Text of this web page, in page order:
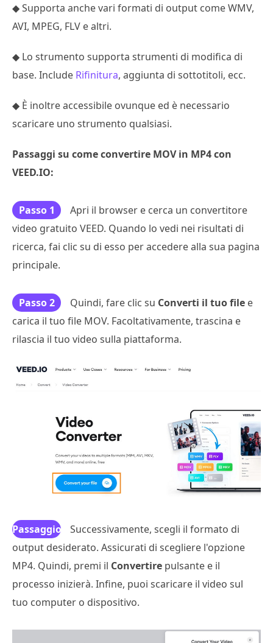
◆ Supporta anche vari formati di output come WMV,
AVI, MPEG, FLV e altri.
◆ Lo strumento supporta strumenti di modifica di
base. Include Rifinitura, aggiunta di sottotitoli, ecc.
◆ È inoltre accessibile ovunque ed è necessario
scaricare uno strumento qualsiasi.
Passaggi su come convertire MOV in MP4 con
VEED.IO:
Passo 1
Apri il browser e cerca un convertitore
video gratuito VEED. Quando lo vedi nei risultati di
ricerca, fai clic su di esso per accedere alla sua pagina
principale.
Passo 2 Quindi, fare clic su Converti il tuo file e
carica il tuo file MOV. Facoltativamente, trascina e
rilascia il tuo video sulla piattaforma.
Passaggio
3
Successivamente, scegli il formato di
output desiderato. Assicurati di scegliere l'opzione
MP4. Quindi, premi il Convertire pulsante e il
processo inizierà. Infine, puoi scaricare il video sul
tuo computer o dispositivo.